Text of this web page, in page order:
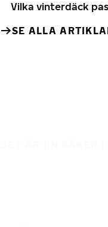
Vilka vinterdäck
SE ALLA